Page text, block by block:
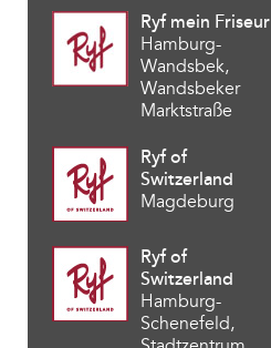
Ryf mein Friseur
Hamburg-
Wandsbek,
Wandsbeker
Marktstraße
Ryf of
Switzerland
Magdeburg
Ryf of
Switzerland
Hamburg-
Schenefeld,